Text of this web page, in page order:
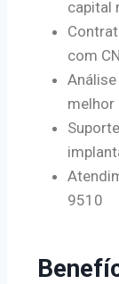
capital
com
9510